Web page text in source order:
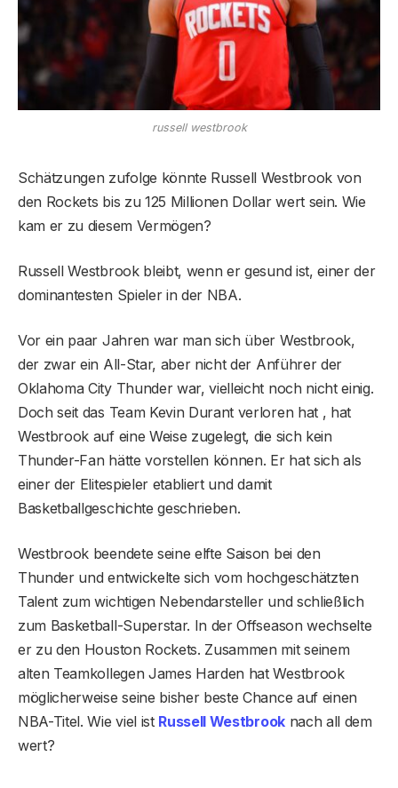
russell westbrook
Schätzungen zufolge könnte Russell Westbrook von
den Rockets bis zu 125 Millionen Dollar wert sein. Wie
kam er zu diesem Vermögen?
Russell Westbrook bleibt, wenn er gesund ist, einer der
dominantesten Spieler in der NBA.
Vor ein paar Jahren war man sich über Westbrook,
der zwar ein All-Star, aber nicht der Anführer der
Oklahoma City Thunder war, vielleicht noch nicht einig.
Doch seit das Team Kevin Durant verloren hat , hat
Westbrook auf eine Weise zugelegt, die sich kein
Thunder-Fan hätte vorstellen können. Er hat sich als
einer der Elitespieler etabliert und damit
Basketballgeschichte geschrieben.
Westbrook beendete seine elfte Saison bei den
Thunder und entwickelte sich vom hochgeschätzten
Talent zum wichtigen Nebendarsteller und schließlich
zum Basketball-Superstar. In der Offseason wechselte
er zu den Houston Rockets. Zusammen mit seinem
alten Teamkollegen James Harden hat Westbrook
möglicherweise seine bisher beste Chance auf einen
NBA-Titel. Wie viel ist Russell Westbrooknach all dem
wert?